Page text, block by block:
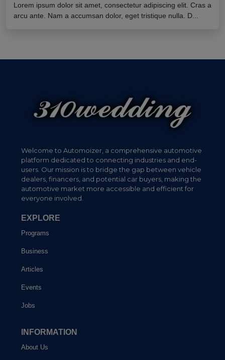
Lorem ipsum dolor sit amet, consectetur adipiscing elit. Cras a
arcu ante. Nam a accumsan dolor, eget tristique nulla. D...
Welcome to Automoizer, a comprehensive automotive
platform dedicated to connecting industries and end-
users. Our mission is to bridge the gap between vehicle
dealers, financers, and potential car buyers, making the
automotive market more accessible and efficient for
everyone involved.
EXPLORE
Programs
Business
Articles
Events
Jobs
INFORMATION
About Us